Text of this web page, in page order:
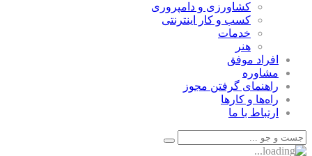
كشاورزی و دامپروری
كسب و كار اينترنتی
خدمات
هنر
افراد موفق
مشاوره
راهنمای گرفتن مجوز
راه‌ها و كارها
ارتباط با ما